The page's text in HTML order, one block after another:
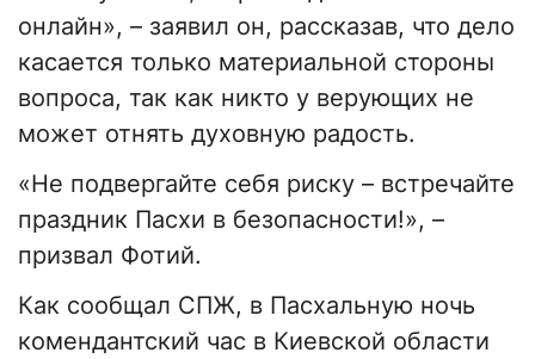
онлайн», – заявил он, рассказав, что дело
касается только материальной стороны
вопроса, так как никто у верующих не
может отнять духовную радость.
«Не подвергайте себя риску – встречайте
праздник Пасхи в безопасности!», –
призвал Фотий.
Как сообщал СПЖ, в Пасхальную ночь
комендантский час в Киевской области